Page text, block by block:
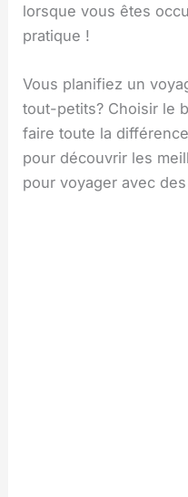
lorsque vous êtes
pratique !
Vous planifiez un
tout-petits? Choisir le
faire toute la
pour découvrir les
pour voyager avec